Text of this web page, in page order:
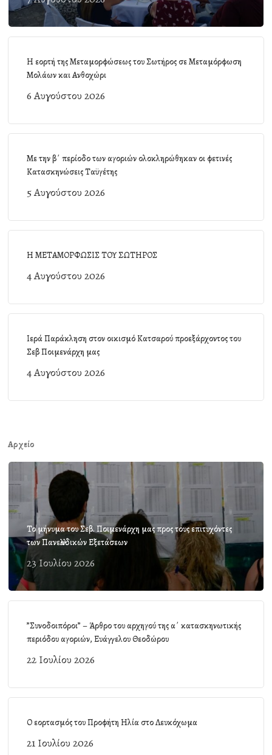
Η εορτή της Μεταμορφώσεως του Σωτήρος σε Μεταμόρφωση
Μολάων και Ανθοχώρι
6 Αυγούστου 2026
Με την β΄ περίοδο των αγοριών ολοκληρώθηκαν οι φετινές
Κατασκηνώσεις Ταϋγέτης
5 Αυγούστου 2026
Η ΜΕΤΑΜΟΡΦΩΣΙΣ ΤΟΥ ΣΩΤΗΡΟΣ
4 Αυγούστου 2026
Ιερά Παράκληση στον οικισμό Κατσαρού προεξάρχοντος του
Σεβ Ποιμενάρχη μας
4 Αυγούστου 2026
Αρχείο
Το μήνυμα του Σεβ. Ποιμενάρχη μας προς τους επιτυχόντες
των Πανελλαδικών Εξετάσεων
23 Ιουλίου 2026
”Συνοδοιπόροι” – Άρθρο του αρχηγού της α΄ κατασκηνωτικής
περιόδου αγοριών, Ευάγγελου Θεοδώρου
22 Ιουλίου 2026
Ο εορτασμός του Προφήτη Ηλία στο Λευκόχωμα
21 Ιουλίου 2026